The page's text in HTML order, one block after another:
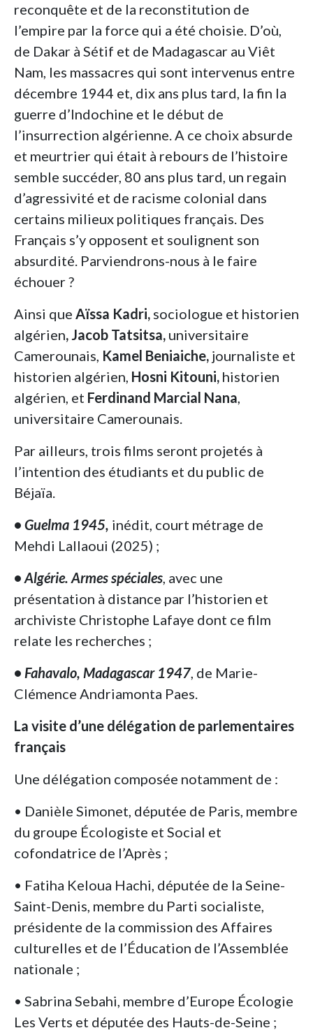
reconquête et de la reconstitution de
l’empire par la force qui a été choisie. D’où,
de Dakar à Sétif et de Madagascar au Viêt
Nam, les massacres qui sont intervenus entre
décembre 1944 et, dix ans plus tard, la fin la
guerre d’Indochine et le début de
l’insurrection algérienne. A ce choix absurde
et meurtrier qui était à rebours de l’histoire
semble succéder, 80 ans plus tard, un regain
d’agressivité et de racisme colonial dans
certains milieux politiques français. Des
Français s’y opposent et soulignent son
absurdité. Parviendrons-nous à le faire
échouer ?
Ainsi que Aïssa Kadri, sociologue et historien
algérien, Jacob Tatsitsa, universitaire
Camerounais, Kamel Beniaiche, journaliste et
historien algérien, Hosni Kitouni, historien
algérien, et Ferdinand Marcial Nana,
universitaire Camerounais.
Par ailleurs, trois films seront projetés à
l’intention des étudiants et du public de
Béjaïa.
• Guelma 1945, inédit, court métrage de
Mehdi Lallaoui (2025) ;
• Algérie. Armes spéciales, avec une
présentation à distance par l’historien et
archiviste Christophe Lafaye dont ce film
relate les recherches ;
• Fahavalo, Madagascar 1947, de Marie-
Clémence Andriamonta Paes.
La visite d’une délégation de parlementaires
français
Une délégation composée notamment de :
• Danièle Simonet, députée de Paris, membre
du groupe Écologiste et Social et
cofondatrice de l’Après ;
• Fatiha Keloua Hachi, députée de la Seine-
Saint-Denis, membre du Parti socialiste,
présidente de la commission des Affaires
culturelles et de l’Éducation de l’Assemblée
nationale ;
• Sabrina Sebahi, membre d’Europe Écologie
Les Verts et députée des Hauts-de-Seine ;